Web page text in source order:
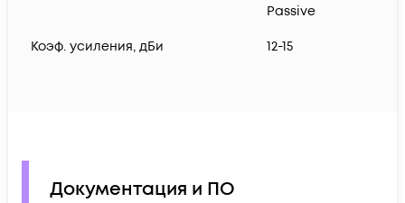
Passive
Коэф. усиления, дБи 12-15
Документация и ПО